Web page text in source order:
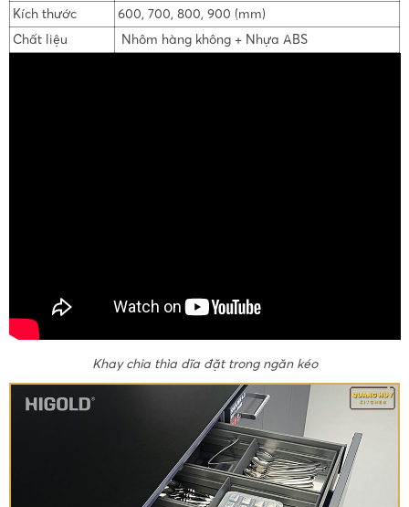
Kích thước
600, 700, 800, 900 (mm)
Chất liệu
Nhôm hàng không + Nhựa ABS
Khay chia thìa dĩa đặt trong ngăn kéo